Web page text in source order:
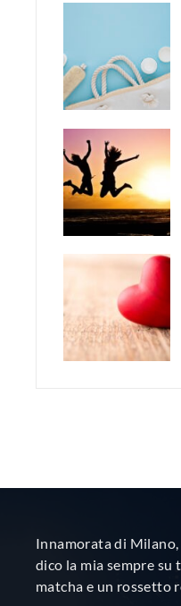
Innamorata di
dico la mia sempre
matcha e un rossetto